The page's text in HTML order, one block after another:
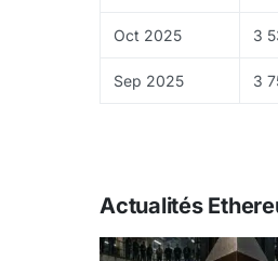
Tokenomics
120 millions d'ETH
Avec le passage au
dépasser les ETH
Oct 2025 3
Sep 2025 3
Actualités